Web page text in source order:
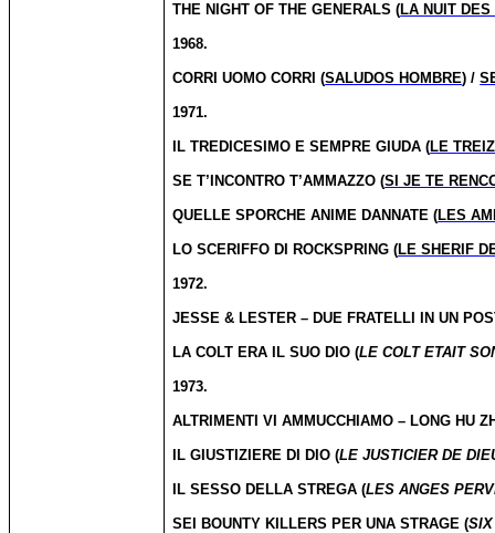
THE NIGHT OF THE GENERALS (LA NUIT
1968.
CORRI UOMO CORRI (SALUDOS HOMBRE) /
1971.
IL TREDICESIMO E SEMPRE GIUDA (LE
SE T’INCONTRO T’AMMAZZO (SI JE TE
QUELLE SPORCHE ANIME DANNATE (LES
LO SCERIFFO DI ROCKSPRING (LE SHERIF
1972.
JESSE & LESTER – DUE FRATELLI IN UN
LA COLT ERA IL SUO DIO (LE COLT ETAIT
1973.
ALTRIMENTI VI AMMUCCHIAMO – LONG HU
IL GIUSTIZIERE DI DIO (LE JUSTICIER DE
IL SESSO DELLA STREGA (LES ANGES
SEI BOUNTY KILLERS PER UNA STRAGE (SIX